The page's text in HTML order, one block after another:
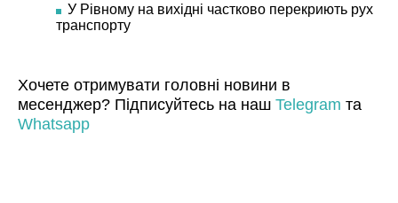
У Рівному на вихідні частково перекриють рух
транспорту
Хочете отримувати головні новини в
месенджер? Підписуйтесь на наш Telegram та
Whatsapp